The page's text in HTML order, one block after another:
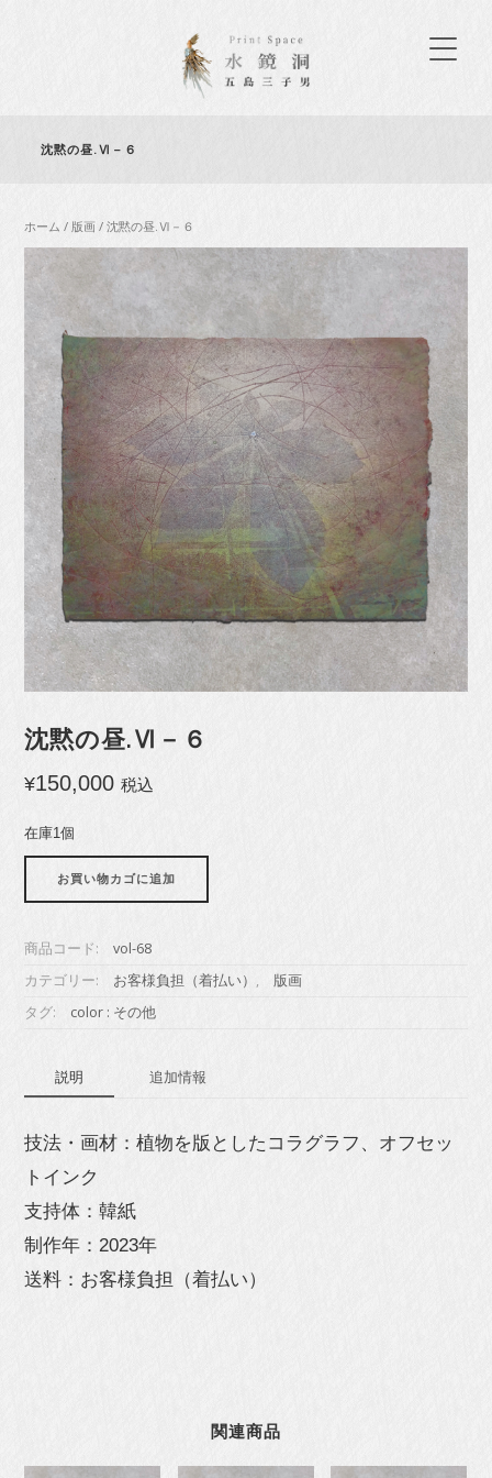
沈黙の昼.Ⅵ－６
ホーム /版画 / 沈黙の昼.Ⅵ－６
沈黙の昼.Ⅵ－６
¥150,000 税込
在庫1個
－
６
個
お買い物カゴに追加
商品コード:
vol-68
カテゴリー:
お客様負担（着払い） ,
版画
タグ:
color : その他
説明 追加情報
技法・画材：植物を版としたコラグラフ、オフセッ
トインク
支持体：韓紙
制作年：2023年
送料：お客様負担（着払い）
関連商品